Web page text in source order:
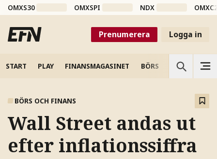
OMXS30 OMXSPI NDX
Prenumerera Logga in
START PLAY FINANSMAGASINET BÖRS VETENSKAP
BÖRS OCH FINANS
Wall Street andas ut
efter inflationssiffra